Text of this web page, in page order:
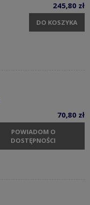
245,80 zł
DO KOSZYKA
70,80 zł
POWIADOM O
DOSTĘPNOŚCI